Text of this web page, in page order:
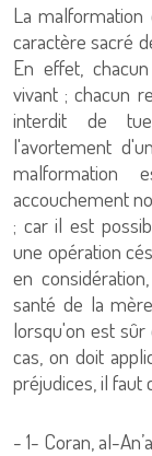
La
caractère sacré
En effet,
vivant ; chacun
interdit de
l'avortement
malformation
accouchement
; car il est
une opération
en
santé de la
lorsqu'on est
cas, on doit
préjudices, il faut
- 1- Coran, al-